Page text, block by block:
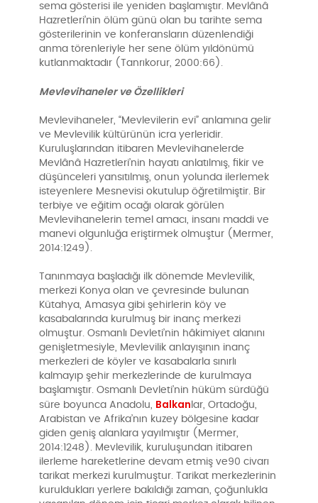
sema gösterisi ile yeniden başlamıştır. Mevlânâ
Hazretleri’nin ölüm günü olan bu tarihte sema
gösterilerinin ve konferansların düzenlendiği
anma törenleriyle her sene ölüm yıldönümü
kutlanmaktadır (Tanrıkorur, 2000:66).
Mevlevihaneler ve Özellikleri
Mevlevihaneler, “Mevlevilerin evi” anlamına gelir
ve Mevlevilik kültürünün icra yerleridir.
Kuruluşlarından itibaren Mevlevihanelerde
Mevlânâ Hazretleri’nin hayatı anlatılmış, fikir ve
düşünceleri yansıtılmış, onun yolunda ilerlemek
isteyenlere Mesnevisi okutulup öğretilmiştir. Bir
terbiye ve eğitim ocağı olarak görülen
Mevlevihanelerin temel amacı, insanı maddi ve
manevi olgunluğa eriştirmek olmuştur (Mermer,
2014:1249).
Tanınmaya başladığı ilk dönemde Mevlevilik,
merkezi Konya olan ve çevresinde bulunan
Kütahya, Amasya gibi şehirlerin köy ve
kasabalarında kurulmuş bir inanç merkezi
olmuştur. Osmanlı Devleti’nin hâkimiyet alanını
genişletmesiyle, Mevlevilik anlayışının inanç
merkezleri de köyler ve kasabalarla sınırlı
kalmayıp şehir merkezlerinde de kurulmaya
başlamıştır. Osmanlı Devleti’nin hüküm sürdüğü
süre boyunca Anadolu, Balkan lar, Ortadoğu,
Arabistan ve Afrika’nın kuzey bölgesine kadar
giden geniş alanlara yayılmıştır (Mermer,
2014:1248). Mevlevilik, kuruluşundan itibaren
ilerleme hareketlerine devam etmiş ve90 civarı
tarikat merkezi kurulmuştur. Tarikat merkezlerinin
kuruldukları yerlere bakıldığı zaman, çoğunlukla